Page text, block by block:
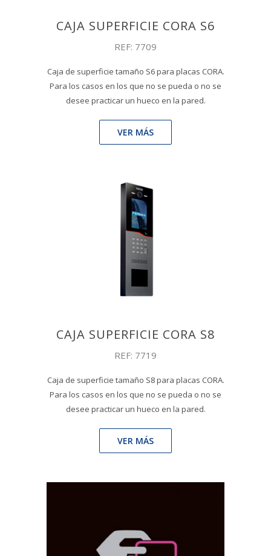
CAJA SUPERFICIE CORA S6
REF: 7709
Caja de superficie tamaño S6 para placas CORA.
Para los casos en los que no se pueda o no se
desee practicar un hueco en la pared.
VER MÁS
CAJA SUPERFICIE CORA S8
REF: 7719
Caja de superficie tamaño S8 para placas CORA.
Para los casos en los que no se pueda o no se
desee practicar un hueco en la pared.
VER MÁS